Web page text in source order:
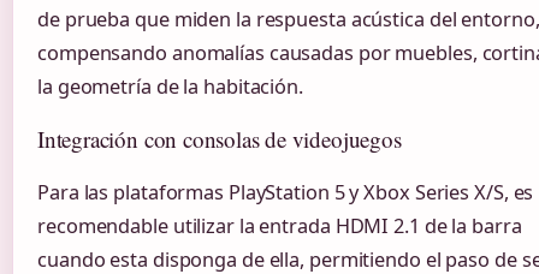
de prueba que miden la respuesta acústica del entorno,
compensando anomalías causadas por muebles,
la geometría de la habitación.
Integración con consolas de videojuegos
Para las plataformas PlayStation 5 y Xbox Series X/S, es
recomendable utilizar la entrada HDMI 2.1 de la barra
cuando esta disponga de ella, permitiendo el paso de